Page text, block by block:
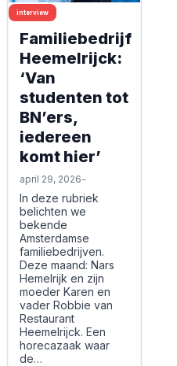
interview
Familiebedrijf
Heemelrijck:
‘Van
studenten tot
BN’ers,
iedereen
komt hier’
april 29, 2026-
In deze rubriek
belichten we
bekende
Amsterdamse
familiebedrijven.
Deze maand: Nars
Hemelrijk en zijn
moeder Karen en
vader Robbie van
Restaurant
Heemelrijck. Een
horecazaak waar
de…